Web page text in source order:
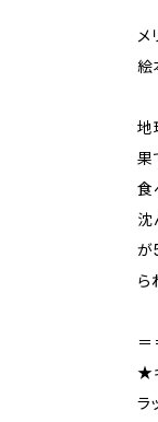
メ
絵
地
果
食
沈
が
ら
★
ラ